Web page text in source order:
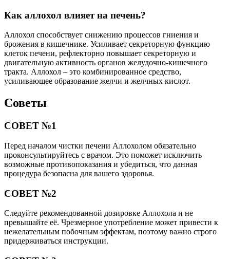
Как аллохол влияет на печень?
Аллохол способствует снижению процессов гниения и
брожения в кишечнике. Усиливает секреторную функцию
клеток печени, рефлекторно повышает секреторную и
двигательную активность органов желудочно-кишечного
тракта. Аллохол – это комбинированное средство,
усиливающее образование желчи и желчных кислот.
Советы
СОВЕТ №1
Перед началом чистки печени Аллохолом обязательно
проконсультируйтесь с врачом. Это поможет исключить
возможные противопоказания и убедиться, что данная
процедура безопасна для вашего здоровья.
СОВЕТ №2
Следуйте рекомендованной дозировке Аллохола и не
превышайте её. Чрезмерное употребление может привести к
нежелательным побочным эффектам, поэтому важно строго
придерживаться инструкции.